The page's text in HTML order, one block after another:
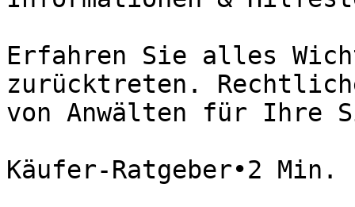
Erfahren Sie alles
zurücktreten.
von Anwälten für Ihre
Käufer-Ratgeber•2